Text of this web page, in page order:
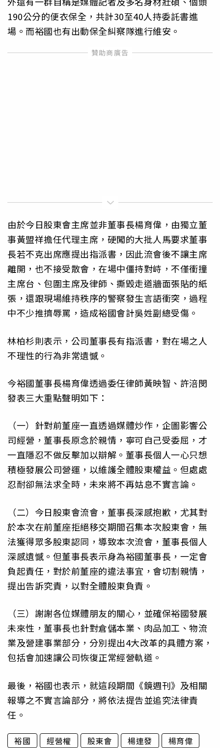
190公分的便衣保全，共計30至40人持委託書進
場。而裕國也有出動保全糾察隊進行維安。
由於今日股東會主席並非董事長楊育偉，由獨立董
事黃盟祥擔任代理主席，硬闖的大批人馬要求董事
長若不克出席應提出指派書，因此流會後不讓主席
離開，也不接受散會，在場中僵持對峙，不僅衝撞
主席台、包圍主席及律師、撕毀走道牆面張貼的紙
張，還跟現場維持秩序的警察發生言語衝突，過程
中不少推擠辱罵，造成裕國會計吳姓副總受傷。
林柏杉則表示，公司董事長有指派書，對在場之人
不理性的行為非常遺憾。
今裕國董事長楊育偉透過委任律師黃映智、許涪閔
發表三大重點聲明如下：
（一）針對前董座一直透過媒體炒作，企圖影響公
司經營，董事長原念於親情，寧可自己受委屈，才
一直隱忍不做反擊加以辯解。董事長個人一心只想
積極發展公司營運，以維護全體股東權益。但處處
忍耐卻無法求全時，未來將不再姑息不實言論。
（二）今日股東會流會，董事長深感抱歉，尤其對
於本次在前董座拒絕移交期間召集本次股東會，無
法獲得眾多股東認同，導致本次流會，董事長個人
深感遺憾。但董事長表示身為裕國董事長，一定會
負起責任，對於前董座的違法事宜，會切割親情，
提出告訴究責，以對全體股東負責。
（三）謝謝各位媒體朋友的關心，並確保裕國發展
未來性，董事長也針對倉儲本業、肉品加工、物流
業及營建事業部分，分別提出4大改革的具體方案，
包括會加速讓公司恢復正常經營軌道。
最後，裕國也表示，就這段期間《鏡週刊》及相關
報導之不實言論部分，將依法提告並追究法律責
任。
裕國 經營權 股東會 楊連發
楊育偉